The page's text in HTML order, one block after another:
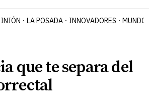
LA POSADA INNOVADORES MUNDO
que te separa del